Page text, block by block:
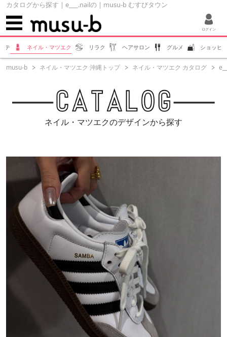
カタログから探す | e___.nailの | musu-b むすびタウン
ログイン
テ ネイル・マツエク リラク ヘアサロン グルメ ショッピ
musu-b ネイル・マツエク 沖縄トップ ネイル・マツエク カタログ
ネイル・マツエクのデザインから探す